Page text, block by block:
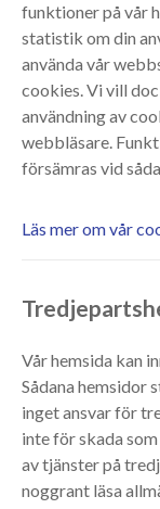
funktioner på vår
statistik om din
använda vår
cookies. Vi vill
användning av
webbläsare.
försämras vid
Läs mer om vår
Vår hemsida kan
Sådana hemsidor
inget ansvar för
inte för skada
av tjänster på
noggrant läsa